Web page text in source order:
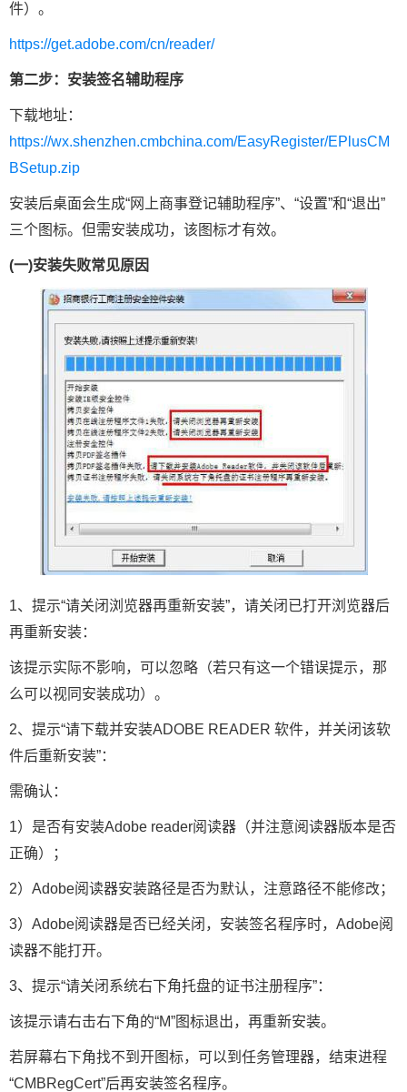
件）。
https://get.adobe.com/cn/reader/
第二步：安装签名辅助程序
下载地址：
https://wx.shenzhen.cmbchina.com/EasyRegister/EPlusCM
BSetup.zip
安装后桌面会生成“网上商事登记辅助程序”、“设置”和“退出”
三个图标。但需安装成功，该图标才有效。
(一)安装失败常见原因
1、提示“请关闭浏览器再重新安装”，请关闭已打开浏览器后
再重新安装：
该提示实际不影响，可以忽略（若只有这一个错误提示，那
么可以视同安装成功）。
2、提示“请下载并安装ADOBE READER 软件，并关闭该软
件后重新安装”：
需确认：
1）是否有安装Adobe reader阅读器（并注意阅读器版本是否
正确）；
2）Adobe阅读器安装路径是否为默认，注意路径不能修改；
3）Adobe阅读器是否已经关闭，安装签名程序时，Adobe阅
读器不能打开。
3、提示“请关闭系统右下角托盘的证书注册程序”：
该提示请右击右下角的“M”图标退出，再重新安装。
若屏幕右下角找不到开图标，可以到任务管理器，结束进程
“CMBRegCert”后再安装签名程序。